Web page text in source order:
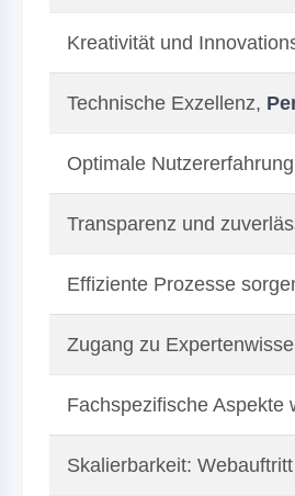
Kreativität und
Technische Exzellenz,
Optimale
Transparenz und
Effiziente Prozesse
Zugang zu
Fachspezifische Aspekte
Skalierbarkeit: